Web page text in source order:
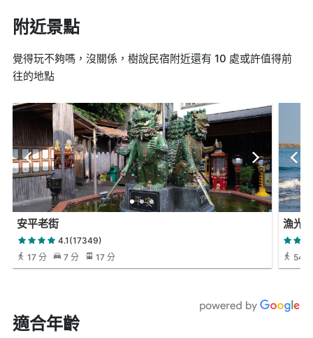
附近景點
覺得玩不夠嗎，沒關係，樹說民宿附近還有 10 處或許值得前
往的地點
安平老街
4.1(17349)
17 分
7 分 17 分
漁光
54
適合年齡